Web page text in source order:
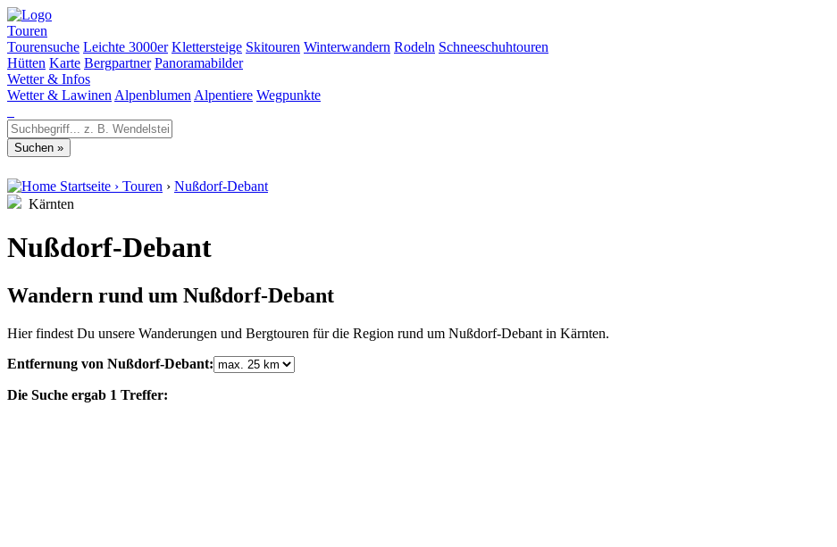
Touren
Tourensuche Leichte 3000er Klettersteige Skitouren Winterwandern Rodeln Schneeschuhtouren
Hütten Karte Bergpartner Panoramabilder
Wetter & Infos
Wetter & Lawinen Alpenblumen Alpentiere Wegpunkte
Startseite › Touren › Nußdorf-Debant
Kärnten
Nußdorf-Debant
Wandern rund um Nußdorf-Debant
Hier findest Du unsere Wanderungen und Bergtouren für die Region rund um Nußdorf-Debant in Kärnten.
Entfernung von Nußdorf-Debant:
Die Suche ergab 1 Treffer: